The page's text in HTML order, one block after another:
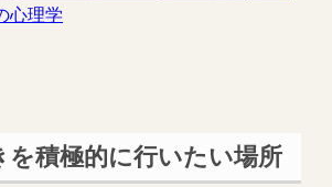
心理学
を積極的に行いたい場所